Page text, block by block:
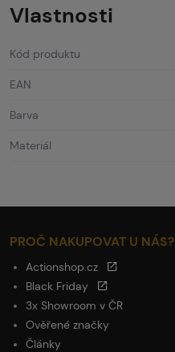
Vlastnosti
Kód produktu
EAN
Barva
Materiál
PROČ NAKUPOVAT U NÁS?
Actionshop.cz
Black Friday
3x Showroom v ČR
Ověřené značky
Články